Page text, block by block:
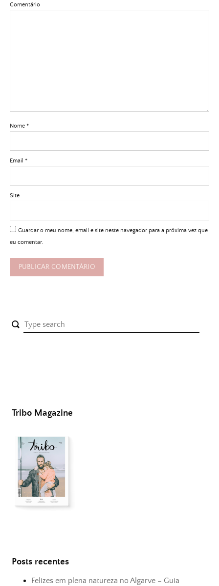
Comentário
Nome *
Email *
Site
Guardar o meu nome, email e site neste navegador para a próxima vez que
eu comentar.
Tribo Magazine
Posts recentes
Felizes em plena natureza no Algarve – Guia